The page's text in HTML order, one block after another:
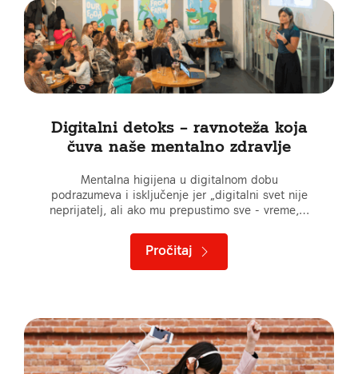
Digitalni detoks – ravnoteža koja
čuva naše mentalno zdravlje
Mentalna higijena u digitalnom dobu
podrazumeva i isključenje jer „digitalni svet nije
neprijatelj, ali ako mu prepustimo sve - vreme,…
Pročitaj